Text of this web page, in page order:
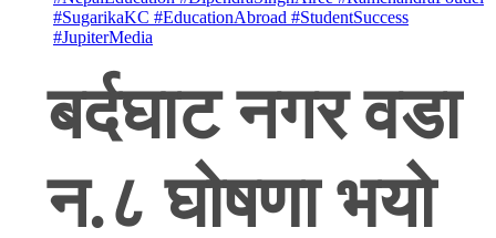
#SugarikaKC #EducationAbroad #StudentSuccess
#JupiterMedia
बर्दघाट नगर वडा
न.८ घोषणा भयो